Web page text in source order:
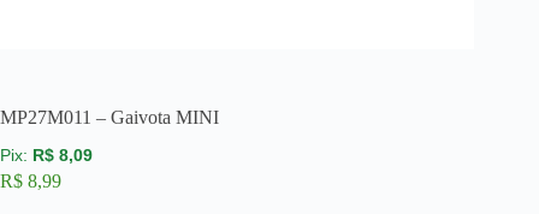
MP27M011 – Gaivota MINI
R$ 8,09
R$ 8,99